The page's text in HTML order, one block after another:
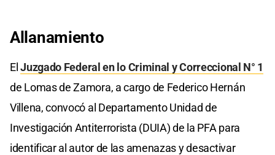
Allanamiento
ElJuzgado Federal en lo Criminal y Correccional N° 1
de Lomas de Zamora, a cargo de Federico Hernán
Villena, convocó al Departamento Unidad de
Investigación Antiterrorista (DUIA) de la PFA para
identificar al autor de las amenazas y desactivar